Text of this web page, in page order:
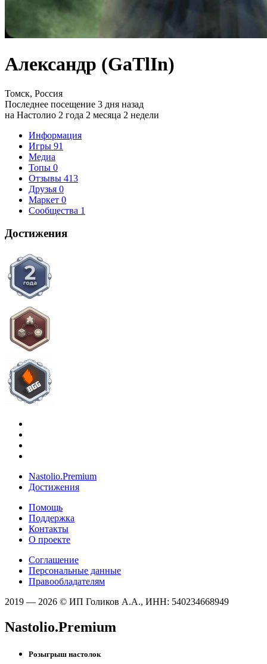
Александр (GaTlIn)
Томск, Россия
Последнее посещение 3 дня назад
на Настолио 2 года 2 месяца 2 недели
Информация
Игры 91
Медиа
Топы 0
Отзывы 413
Друзья 0
Маркет 0
Сообщества 1
Достижения
Nastolio.Premium
Достижения
Помощь
Поддержка
Контакты
О проекте
Соглашение
Персональные данные
Правообладателям
2019 — 2026 © ИП Голиков А.А., ИНН: 540234668949
Nastolio.Premium
Розыгрыш настолок